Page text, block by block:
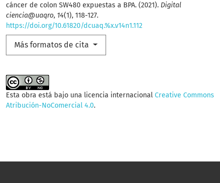
cáncer de colon SW480 expuestas a BPA. (2021). Digital
ciencia@uaqro, 14(1), 118-127.
https://doi.org/10.61820/dcuaq.%x.v14n1.112
Más formatos de cita
Esta obra está bajo una licencia internacional Creative Commons
Atribución-NoComercial 4.0.